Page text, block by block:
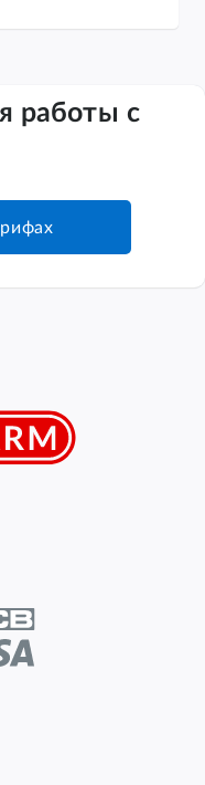
работы с